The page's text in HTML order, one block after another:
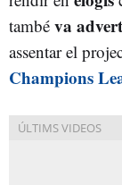
també va
assentar el
Champions